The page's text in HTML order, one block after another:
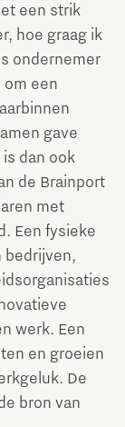
een strik
hoe graag ik
ondernemer
om een
gave
dan ook
de Brainport
met
Een fysieke
bedrijven,
werk. Een
en groeien
De
bron van